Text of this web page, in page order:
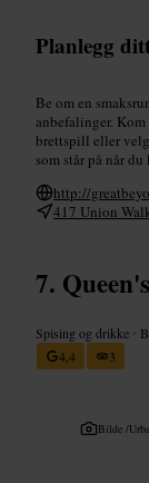
Planlegg
Be om en
anbefalinger.
brettspill eller
som står på når
http://
417 Union
Spising og drikke •
4,4
3
Bilde /